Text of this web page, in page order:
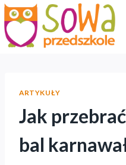
Przejdź
do
treści
ARTYKUŁY
Jak
bal